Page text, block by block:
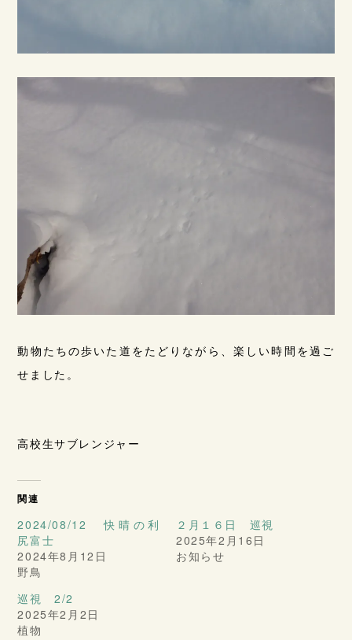
動物たちの歩いた道をたどりながら、楽しい時間を過ご
せました。
高校生サブレンジャー
関連
2024/08/12 快晴の利
尻富士
2024年8月12日
野鳥
２月１６日 巡視
2025年2月16日
お知らせ
巡視 2/2
2025年2月2日
植物